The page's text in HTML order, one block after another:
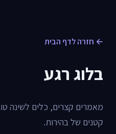
← חזרה לדף הבית
בלוג רגע
מאמרים קצרים, כלים לשינה
קטנים של בהירות.